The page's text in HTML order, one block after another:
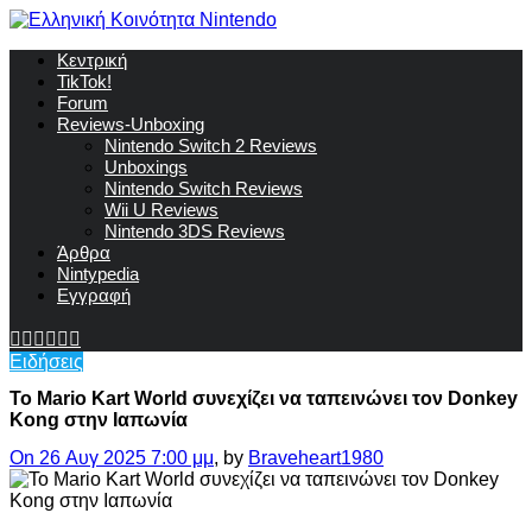
Κεντρική
TikTok!
Forum
Reviews-Unboxing
Nintendo Switch 2 Reviews
Unboxings
Nintendo Switch Reviews
Wii U Reviews
Nintendo 3DS Reviews
Άρθρα
Nintypedia
Εγγραφή
Ειδήσεις
Το Mario Kart World συνεχίζει να ταπεινώνει τον Donkey
Kong στην Ιαπωνία
On 26 Αυγ 2025 7:00 μμ, by Braveheart1980